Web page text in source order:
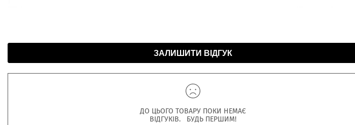
ЗАЛИШИТИ ВІДГУК
ДО ЦЬОГО ТОВАРУ ПОКИ НЕМАЄ
ВІДГУКІВ. БУДЬ ПЕРШИМ!